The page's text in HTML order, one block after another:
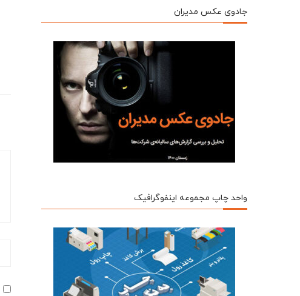
جادوی عکس مدیران
واحد چاپ مجموعه اینفوگرافیک